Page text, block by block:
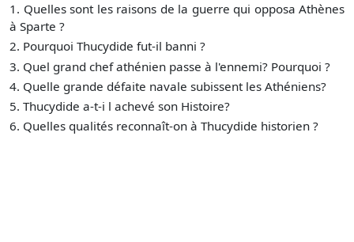
1. Quelles sont les raisons de la guerre qui opposa Athènes
à Sparte ?
2. Pourquoi Thucydide fut-il banni ?
3. Quel grand chef athénien passe à l'ennemi? Pourquoi ?
4. Quelle grande défaite navale subissent les Athéniens?
5. Thucydide a-t-i l achevé son Histoire?
6. Quelles qualités reconnaît-on à Thucydide historien ?